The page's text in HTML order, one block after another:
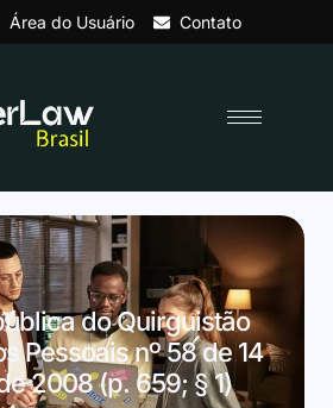
Área do Usuário Contato
do Quirguistão
Pessoais nº 58 de 14
2008 (p. 659; § 1)